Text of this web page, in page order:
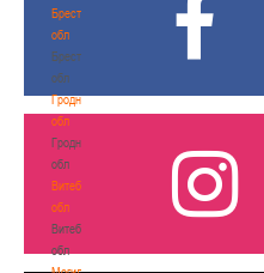
Брестская
обл
Брестская
обл
Гродненская
обл
Гродненская
обл
Витебская
обл
Витебская
обл